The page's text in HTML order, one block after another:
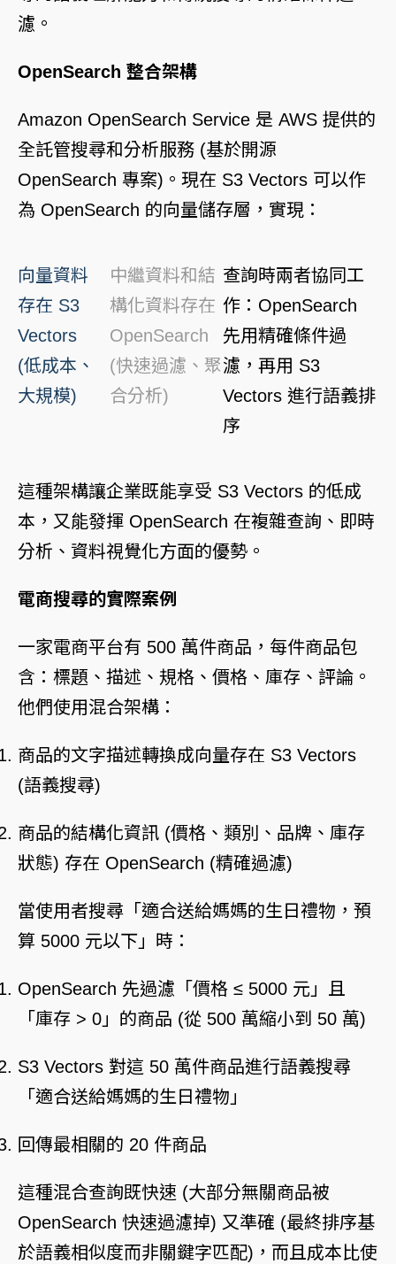
濾。
OpenSearch 整合架構
Amazon OpenSearch Service 是 AWS 提供的
全託管搜尋和分析服務 (基於開源
OpenSearch 專案)。現在 S3 Vectors 可以作
為 OpenSearch 的向量儲存層，實現：
向量資料
存在 S3
Vectors
(低成本、
大規模)
中繼資料和結
構化資料存在
OpenSearch
(快速過濾、聚
合分析)
查詢時兩者協同工
作：OpenSearch
先用精確條件過
濾，再用 S3
Vectors 進行語義排
序
這種架構讓企業既能享受 S3 Vectors 的低成
本，又能發揮 OpenSearch 在複雜查詢、即時
分析、資料視覺化方面的優勢。
電商搜尋的實際案例
一家電商平台有 500 萬件商品，每件商品包
含：標題、描述、規格、價格、庫存、評論。
他們使用混合架構：
商品的文字描述轉換成向量存在 S3 Vectors
(語義搜尋)
商品的結構化資訊 (價格、類別、品牌、庫存
狀態) 存在 OpenSearch (精確過濾)
當使用者搜尋「適合送給媽媽的生日禮物，預
算 5000 元以下」時：
OpenSearch 先過濾「價格 ≤ 5000 元」且
「庫存 > 0」的商品 (從 500 萬縮小到 50 萬)
S3 Vectors 對這 50 萬件商品進行語義搜尋
「適合送給媽媽的生日禮物」
回傳最相關的 20 件商品
這種混合查詢既快速 (大部分無關商品被
OpenSearch 快速過濾掉) 又準確 (最終排序基
於語義相似度而非關鍵字匹配)，而且成本比使